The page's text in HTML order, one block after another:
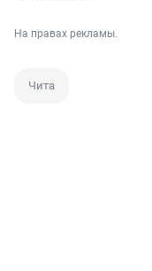
На правах рекламы.
Чита